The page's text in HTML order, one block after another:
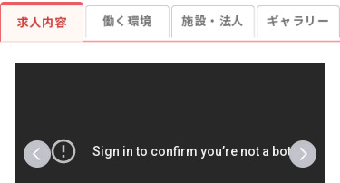
求人内容 働く環境 施設・法人 ギャラリー